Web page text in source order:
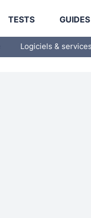
TESTS GUIDES
Logiciels & services